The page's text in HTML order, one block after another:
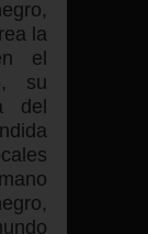
la
el
su
del